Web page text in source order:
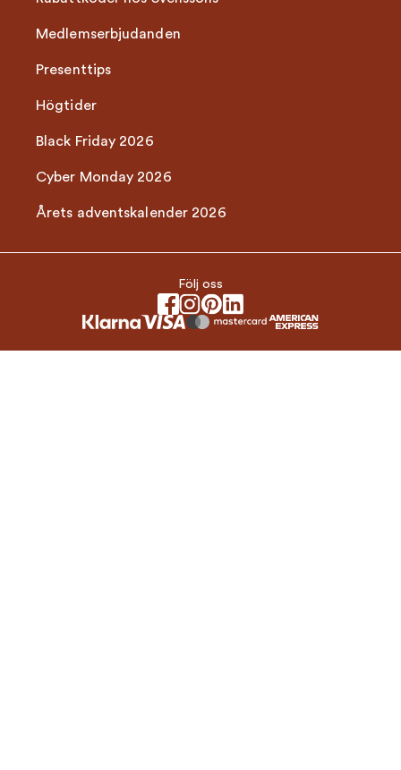
Medlemserbjudanden
Presenttips
Högtider
Black Friday 2026
Cyber Monday 2026
Årets adventskalender 2026
Följ oss